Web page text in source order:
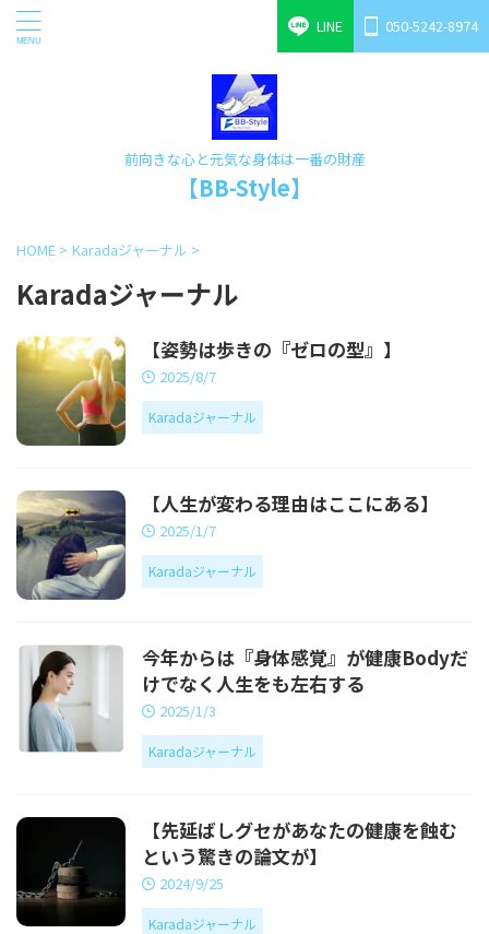
LINE 050-5242-8974
前向きな心と元気な身体は一番の財産
【BB-Style】
HOME > Karadaジャーナル >
Karadaジャーナル
【姿勢は歩きの『ゼロの型』】
2025/8/7
Karadaジャーナル
【人生が変わる理由はここにある】
2025/1/7
Karadaジャーナル
今年からは『身体感覚』が健康Bodyだ
けでなく人生をも左右する
2025/1/3
Karadaジャーナル
【先延ばしグセがあなたの健康を蝕む
という驚きの論文が】
2024/9/25
Karadaジャーナル